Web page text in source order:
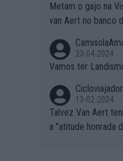
Metam o gajo na
van Aert no banco
23-04-2024
Vamos ter
Cicloviajador
13-02-2024
Talvez Van Aert
a "atitude honrada